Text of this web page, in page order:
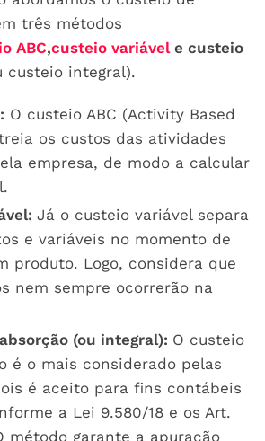
três métodos
ABC,custeio variávele custeio
custeio integral).
O custeio ABC (Activity Based
os custos das atividades
empresa, de modo a calcular
Já o custeio variável separa
e variáveis no momento de
produto. Logo, considera que
nem sempre ocorrerão na
(ou integral): O custeio
é o mais considerado pelas
é aceito para fins contábeis
a Lei 9.580/18 e os Art.
método garante a apuração